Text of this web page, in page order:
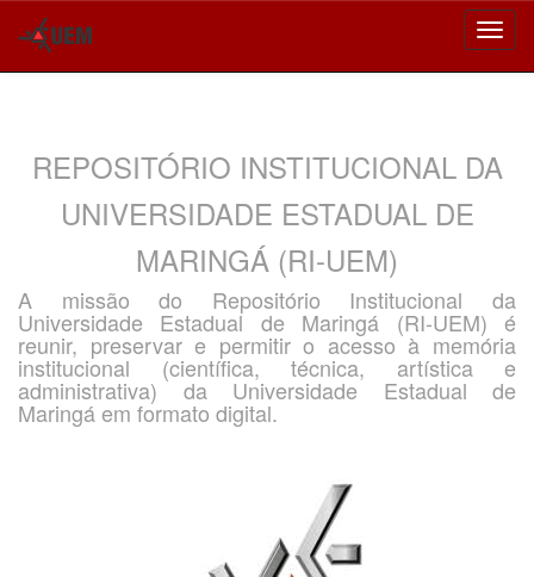
REPOSITÓRIO INSTITUCIONAL DA
UNIVERSIDADE ESTADUAL DE
MARINGÁ (RI-UEM)
A missão do Repositório Institucional da
Universidade Estadual de Maringá (RI-UEM) é
reunir, preservar e permitir o acesso à memória
institucional (científica, técnica, artística e
administrativa) da Universidade Estadual de
Maringá em formato digital.